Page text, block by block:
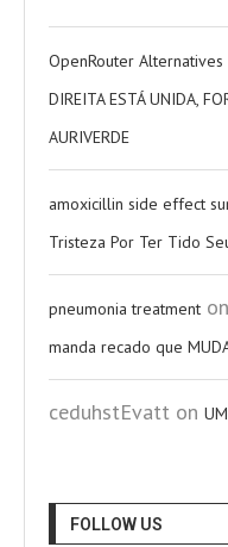
OpenRouter Alternatives
DIREITA ESTÁ UNIDA,
AURIVERDE
amoxicillin side effect
Tristeza Por Ter Tido
pneumonia treatment on
manda recado que
ceduhstEvatt on
FOLLOW US